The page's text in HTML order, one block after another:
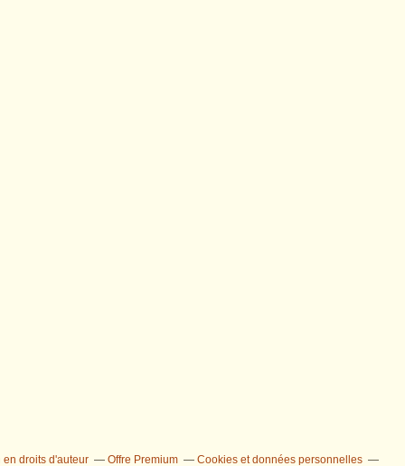
en droits d'auteur Offre Premium
Cookies et données personnelles